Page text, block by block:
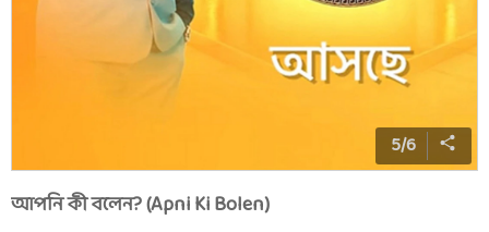
5/6
আপনি কী বলেন? (Apni Ki Bolen)